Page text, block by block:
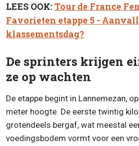
LEES OOK: Tour de France
Favorieten etappe 5 -
klassementsdag?
De sprinters krijgen
ze op wachten
De etappe begint in Lannemezan,
meter hoogte. De eerste twintig
grotendeels bergaf, wat meestal
voedingsbodem vormt voor een